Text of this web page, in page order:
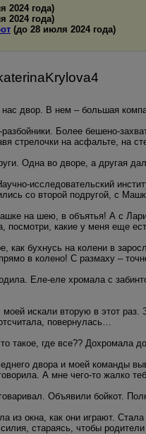
2024 года)
2024 года)
(до 28 июля 2024 года)
двор. В нем – большая
Более бешено-
стрелочки на асфальте, на
Одна во дворе, а другая
исследовательский
со второй подругой, с
на шею, в объятья! А с
посмотри, какие у меня еще
как бухнусь на колени в
в колено! С размаху –
Еле-еле хромала с
искали вторую в этот раз.
повернулась…
такое, где все?? Дохромала
двора и моей команды
А мне чего-то жалко
Объявили бойкот.
из окна, как они играют.
стараясь, чтобы